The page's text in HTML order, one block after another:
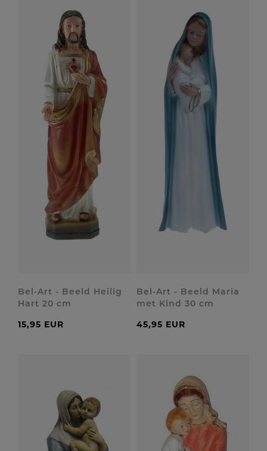
Bel-Art - Beeld Heilig
Hart 20 cm
15,95 EUR
Bel-Art - Beeld Maria
met Kind 30 cm
45,95 EUR